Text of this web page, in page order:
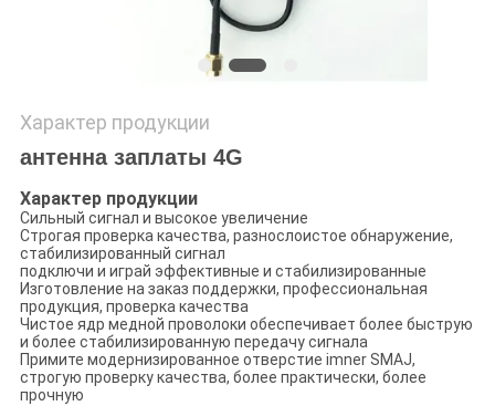
Характер продукции
антенна заплаты 4G
Характер продукции
Сильный сигнал и высокое увеличение
Строгая проверка качества, разнослоистое обнаружение,
стабилизированный сигнал
подключи и играй эффективные и стабилизированные
Изготовление на заказ поддержки, профессиональная
продукция, проверка качества
Чистое ядр медной проволоки обеспечивает более быструю
и более стабилизированную передачу сигнала
Примите модернизированное отверстие imner SMAJ,
строгую проверку качества, более практически, более
прочную